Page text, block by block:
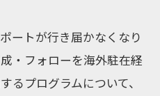
ートが行き届かなくなり
・フォローを海外駐在経
るプログラムについて、